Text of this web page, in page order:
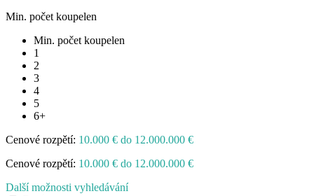
Min. počet koupelen
Min. počet koupelen
1
2
3
4
5
6+
Cenové rozpětí: 10.000 € do 12.000.000 €
Cenové rozpětí: 10.000 € do 12.000.000 €
Další možnosti vyhledávání